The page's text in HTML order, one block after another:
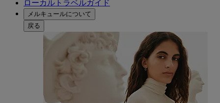
ローカルトラベルガイド
メルキュールについて
戻る